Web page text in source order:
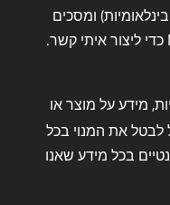
ומסכים
מידע על מוצר או
לבטל את המנוי בכל
בכל מידע שאנו